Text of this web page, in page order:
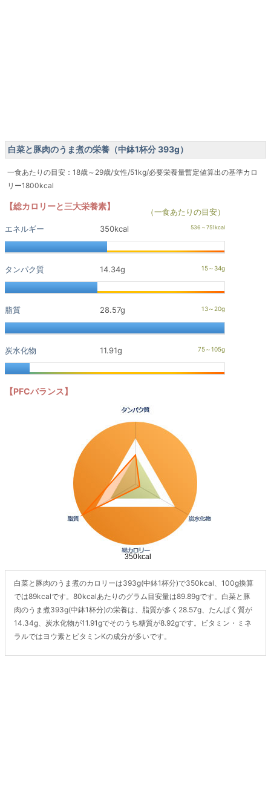
白菜と豚肉のうま煮の栄養（中鉢1杯分 393g）
一食あたりの目安：18歳～29歳/女性/51kg/必要栄養量暫定値算出の基準カロ
リー1800kcal
【総カロリーと三大栄養素】
（一食あたりの目安）
エネルギー
350kcal
タンパク質 14.34g
脂質 28.57g
炭水化物 11.91g
【PFCバランス】
白菜と豚肉のうま煮のカロリーは393g(中鉢1杯分)で350kcal、100g換算
では89kcalです。80kcalあたりのグラム目安量は89.89gです。白菜と豚
肉のうま煮393g(中鉢1杯分)の栄養は、脂質が多く28.57g、たんぱく質が
14.34g、炭水化物が11.91gでそのうち糖質が8.92gです。ビタミン・ミネ
ラルではヨウ素とビタミンKの成分が多いです。